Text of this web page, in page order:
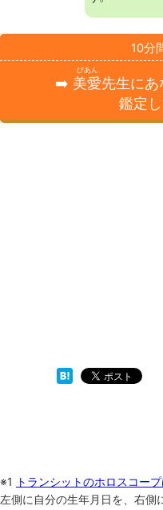
10分
➡️ 美愛
びあん
先生に
鑑定
※1
トランシットのホロスコー
左側に自分の生年月日を、右側